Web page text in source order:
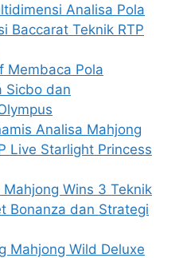
Analisa Pola
Baccarat Teknik RTP
Membaca Pola
Sicbo dan
Analisa Mahjong
Live Starlight Princess
Wins 3 Teknik
Bonanza dan Strategi
Mahjong Wild Deluxe